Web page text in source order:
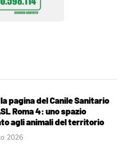
pagina del Canile Sanitario
Roma 4: uno spazio
agli animali del territorio
2026